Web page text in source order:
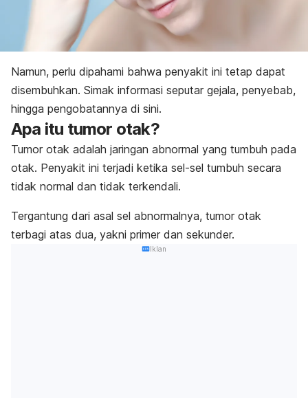
Namun, perlu dipahami bahwa penyakit ini tetap dapat
disembuhkan. Simak informasi seputar gejala, penyebab,
hingga pengobatannya di sini.
Apa itu tumor otak?
Tumor otak adalah jaringan abnormal yang tumbuh pada
otak. Penyakit ini terjadi ketika sel-sel tumbuh secara
tidak normal dan tidak terkendali.
Tergantung dari asal sel abnormalnya, tumor otak
terbagi atas dua, yakni primer dan sekunder.
Iklan